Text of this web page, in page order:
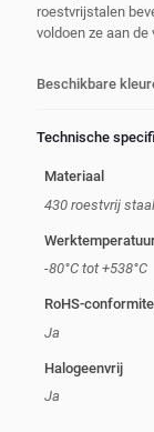
roestvrijstalen
voldoen ze aan
Beschikbare
Technische
Materiaal
430 roestvrij staal
-80°C tot +538°C
RoHS-
Ja
Halogeenvrij
Ja